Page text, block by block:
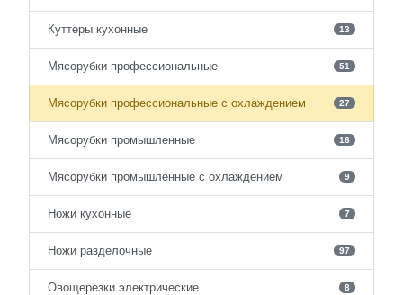
Куттеры кухонные 13
Мясорубки профессиональные 51
Мясорубки профессиональные с охлаждением 27
Мясорубки промышленные 16
Мясорубки промышленные с охлаждением 9
Ножи кухонные 7
Ножи разделочные 97
Овощерезки электрические 8